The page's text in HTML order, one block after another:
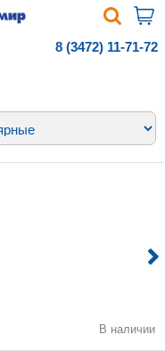
8 (3472) 11-71-72
В наличии